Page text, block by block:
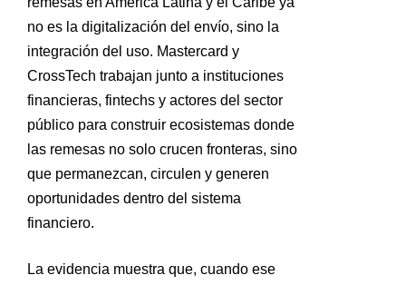
no es la digitalización del envío, sino la
integración del uso. Mastercard y
CrossTech trabajan junto a instituciones
financieras, fintechs y actores del sector
público para construir ecosistemas donde
las remesas no solo crucen fronteras, sino
que permanezcan, circulen y generen
oportunidades dentro del sistema
financiero.
La evidencia muestra que, cuando ese